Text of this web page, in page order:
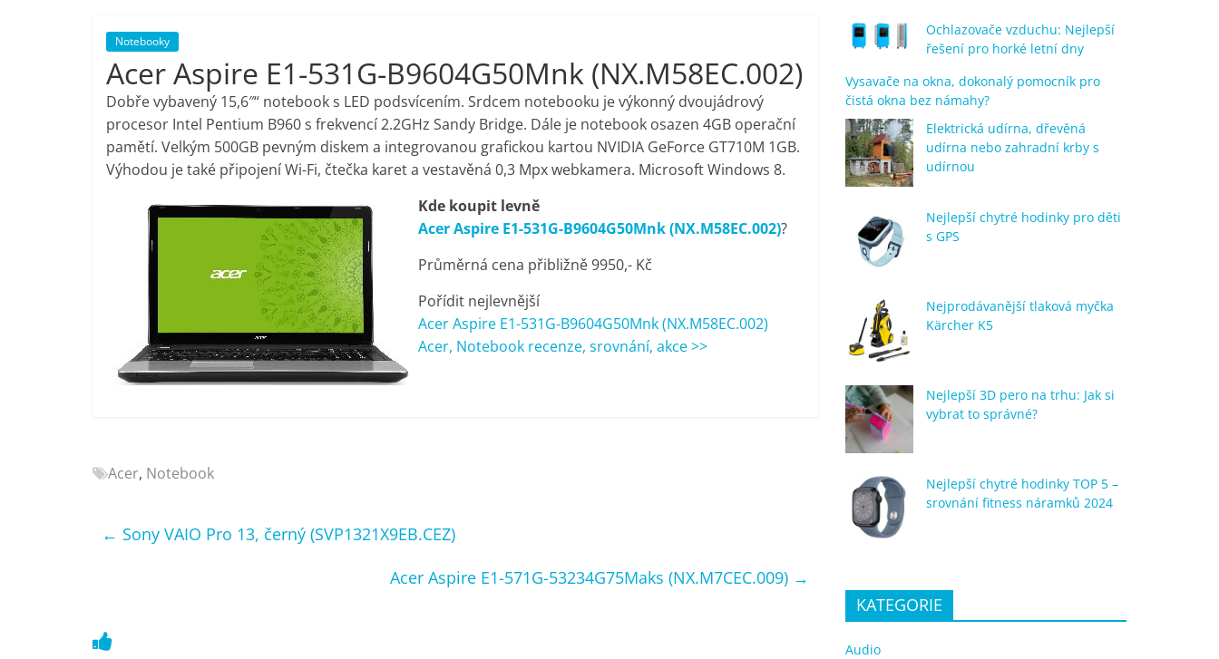
porovnání,
pračky,
televize,
notebooky,
mobilní
telefony,
kávovary,
bazény
porovnání
recenze,
telefony,
Notebooky
Acer Aspire E1-531G-B9604G50Mnk (NX.M58EC.002)
Dobře vybavený 15,6″“ notebook s LED podsvícením. Srdcem notebooku je výkonný dvoujádrový
procesor Intel Pentium B960 s frekvencí 2.2GHz Sandy Bridge. Dále je notebook osazen 4GB operační
pamětí. Velkým 500GB pevným diskem a integrovanou grafickou kartou NVIDIA GeForce GT710M 1GB.
Výhodou je také připojení Wi-Fi, čtečka karet a vestavěná 0,3 Mpx webkamera. Microsoft Windows 8.
Kde koupit levně
Acer Aspire E1-531G-B9604G50Mnk (NX.M58EC.002)?
Průměrná cena přibližně 9950,- Kč
Pořídit nejlevnější
Acer Aspire E1-531G-B9604G50Mnk (NX.M58EC.002)
Acer, Notebook recenze, srovnání, akce >>
Acer, Notebook
← Sony VAIO Pro 13, černý (SVP1321X9EB.CEZ)
Acer Aspire E1-571G-53234G75Maks (NX.M7CEC.009) →
Ochlazovače vzduchu: Nejlepší
řešení pro horké letní dny
Vysavače na okna, dokonalý pomocník pro
čistá okna bez námahy?
Elektrická udírna, dřevěná
udírna nebo zahradní krby s
udírnou
Nejlepší chytré hodinky pro děti
s GPS
Nejprodávanější tlaková myčka
Kärcher K5
Nejlepší 3D pero na trhu: Jak si
vybrat to správné?
Nejlepší chytré hodinky TOP 5 –
srovnání fitness náramků 2024
KATEGORIE
Audio